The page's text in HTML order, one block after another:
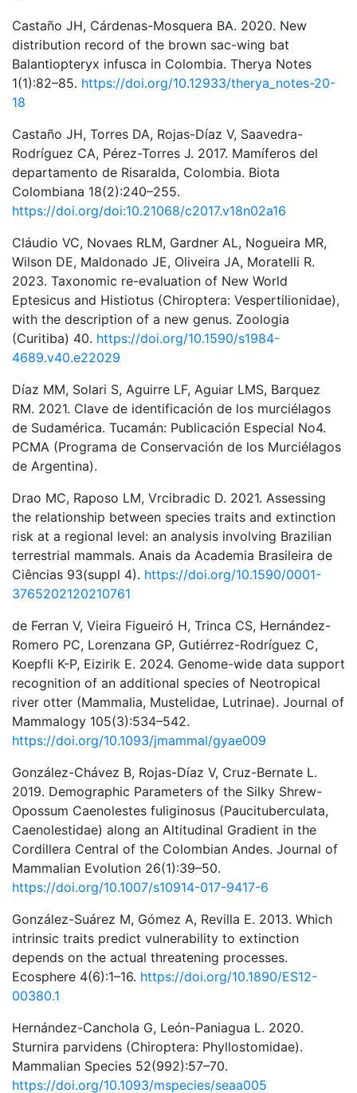
Castaño JH, Cárdenas-Mosquera BA. 2020. New
distribution record of the brown sac-wing bat
Balantiopteryx infusca in Colombia. Therya Notes
1(1):82–85. https://doi.org/10.12933/therya_notes-20-
18
Castaño JH, Torres DA, Rojas-Díaz V, Saavedra-
Rodríguez CA, Pérez-Torres J. 2017. Mamíferos del
departamento de Risaralda, Colombia. Biota
Colombiana 18(2):240–255.
https://doi.org/doi:10.21068/c2017.v18n02a16
Cláudio VC, Novaes RLM, Gardner AL, Nogueira MR,
Wilson DE, Maldonado JE, Oliveira JA, Moratelli R.
2023. Taxonomic re-evaluation of New World
Eptesicus and Histiotus (Chiroptera: Vespertilionidae),
with the description of a new genus. Zoologia
(Curitiba) 40. https://doi.org/10.1590/s1984-
4689.v40.e22029
Díaz MM, Solari S, Aguirre LF, Aguiar LMS, Barquez
RM. 2021. Clave de identificación de los murciélagos
de Sudamérica. Tucamán: Publicación Especial No4.
PCMA (Programa de Conservación de los Murciélagos
de Argentina).
Drao MC, Raposo LM, Vrcibradic D. 2021. Assessing
the relationship between species traits and extinction
risk at a regional level: an analysis involving Brazilian
terrestrial mammals. Anais da Academia Brasileira de
Ciências 93(suppl 4). https://doi.org/10.1590/0001-
3765202120210761
de Ferran V, Vieira Figueiró H, Trinca CS, Hernández-
Romero PC, Lorenzana GP, Gutiérrez-Rodríguez C,
Koepfli K-P, Eizirik E. 2024. Genome-wide data support
recognition of an additional species of Neotropical
river otter (Mammalia, Mustelidae, Lutrinae). Journal of
Mammalogy 105(3):534–542.
https://doi.org/10.1093/jmammal/gyae009
González-Chávez B, Rojas-Díaz V, Cruz-Bernate L.
2019. Demographic Parameters of the Silky Shrew-
Opossum Caenolestes fuliginosus (Paucituberculata,
Caenolestidae) along an Altitudinal Gradient in the
Cordillera Central of the Colombian Andes. Journal of
Mammalian Evolution 26(1):39–50.
https://doi.org/10.1007/s10914-017-9417-6
González-Suárez M, Gómez A, Revilla E. 2013. Which
intrinsic traits predict vulnerability to extinction
depends on the actual threatening processes.
Ecosphere 4(6):1–16. https://doi.org/10.1890/ES12-
00380.1
Hernández-Canchola G, León-Paniagua L. 2020.
Sturnira parvidens (Chiroptera: Phyllostomidae).
Mammalian Species 52(992):57–70.
https://doi.org/10.1093/mspecies/seaa005